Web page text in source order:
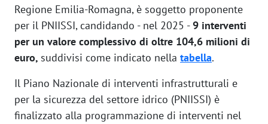
Regione Emilia-Romagna, è soggetto proponente
per il PNIISSI, candidando - nel 2025 -9 interventi
per un valore complessivo di oltre 104,6 milioni di
euro, suddivisi come indicato nella tabella.
Il Piano Nazionale di interventi infrastrutturali e
per la sicurezza del settore idrico (PNIISSI) è
finalizzato alla programmazione di interventi nel